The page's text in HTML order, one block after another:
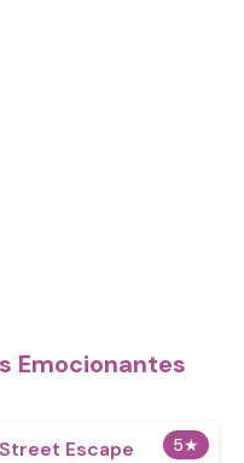
Emocionantes
5★
Street Escape